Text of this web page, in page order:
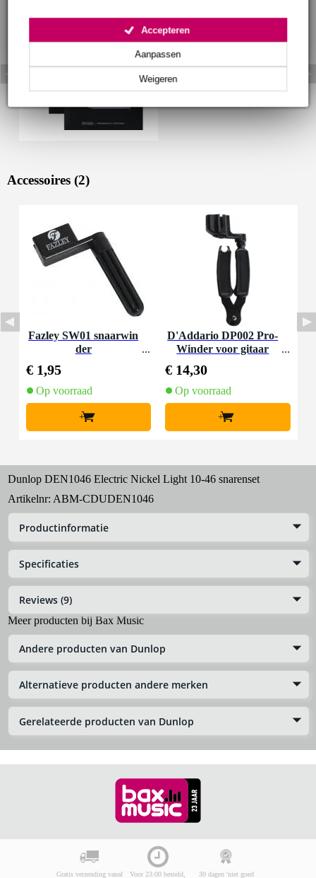
Weigeren
Aanpassen
Accepteren
Accessoires (2)
Fazley SW01 snaarwin
der
€ 1,95
Op voorraad
+
D'Addario DP002 Pro-
Winder voor gitaar
€ 14,30
Op voorraad
+
Dunlop DEN1046 Electric Nickel Light 10-46 snarenset
Artikelnr: ABM-CDUDEN1046
Productinformatie
Specificaties
Reviews (9)
Meer producten bij Bax Music
Andere producten van Dunlop
Alternatieve producten andere merken
Gerelateerde producten van Dunlop
Gratis verzending vanaf
Voor 23:00 besteld,
30 dagen 'niet goed